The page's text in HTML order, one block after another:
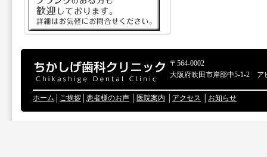
〒564-0002
大阪府吹田市岸部中5-1-2 ア
ホーム ご挨拶 患者様のお声 医院案内 アクセス お知らせ